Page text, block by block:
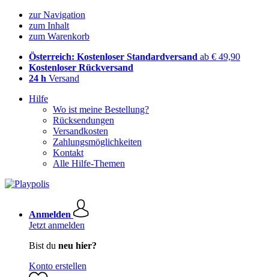
zur Navigation
zum Inhalt
zum Warenkorb
Österreich: Kostenloser Standardversand ab € 49,90
Kostenloser Rückversand
24 h Versand
Hilfe
Wo ist meine Bestellung?
Rücksendungen
Versandkosten
Zahlungsmöglichkeiten
Kontakt
Alle Hilfe-Themen
Anmelden
Jetzt anmelden
Bist du neu hier?
Konto erstellen